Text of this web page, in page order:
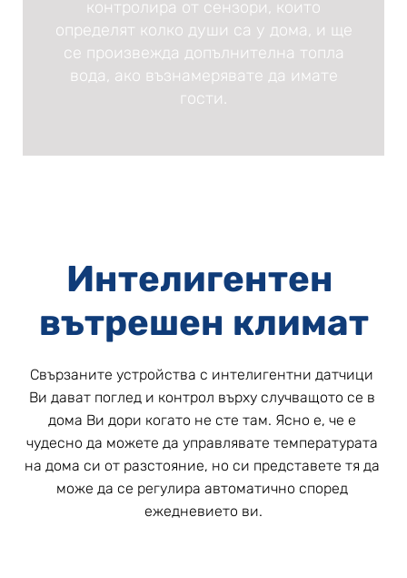
контролира от сензори, които
определят колко души са у дома, и ще
се произвежда допълнителна топла
вода, ако възнамерявате да имате
гости.
Интелигентен
вътрешен климат
Свързаните устройства с интелигентни датчици
Ви дават поглед и контрол върху случващото се в
дома Ви дори когато не сте там. Ясно е, че е
чудесно да можете да управлявате температурата
на дома си от разстояние, но си представете тя да
може да се регулира автоматично според
ежедневието ви.